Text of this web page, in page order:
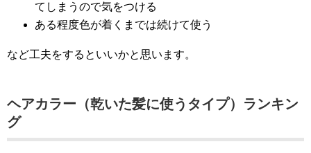
てしまうので気をつける
ある程度色が着くまでは続けて使う
など工夫をするといいかと思います。
ヘアカラー（乾いた髪に使うタイプ）ランキン
グ